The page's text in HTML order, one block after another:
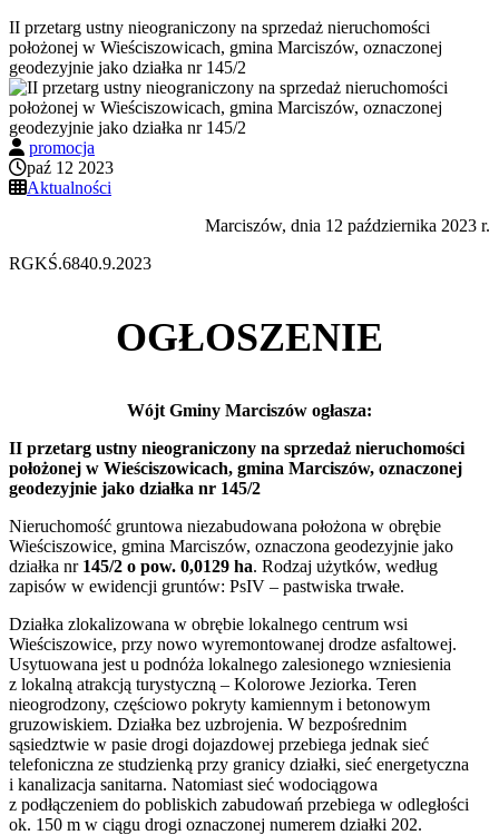
II przetarg ustny nieograniczony na sprzedaż nieruchomości
położonej w Wieściszowicach, gmina Marciszów, oznaczonej
geodezyjnie jako działka nr 145/2
promocja
paź 12 2023
Aktualności
Marciszów, dnia 12 października 2023 r.
RGKŚ.6840.9.2023
OGŁOSZENIE
Wójt Gminy Marciszów ogłasza:
II przetarg ustny nieograniczony na sprzedaż nieruchomości
położonej w Wieściszowicach, gmina Marciszów, oznaczonej
geodezyjnie jako działka nr 145/2
Nieruchomość gruntowa niezabudowana położona w obrębie
Wieściszowice, gmina Marciszów, oznaczona geodezyjnie jako
działka nr 145/2 o pow. 0,0129 ha. Rodzaj użytków, według
zapisów w ewidencji gruntów: PsIV – pastwiska trwałe.
Działka zlokalizowana w obrębie lokalnego centrum wsi
Wieściszowice, przy nowo wyremontowanej drodze asfaltowej.
Usytuowana jest u podnóża lokalnego zalesionego wzniesienia
z lokalną atrakcją turystyczną – Kolorowe Jeziorka. Teren
nieogrodzony, częściowo pokryty kamiennym i betonowym
gruzowiskiem. Działka bez uzbrojenia. W bezpośrednim
sąsiedztwie w pasie drogi dojazdowej przebiega jednak sieć
telefoniczna ze studzienką przy granicy działki, sieć energetyczna
i kanalizacja sanitarna. Natomiast sieć wodociągowa
z podłączeniem do pobliskich zabudowań przebiega w odległości
ok. 150 m w ciągu drogi oznaczonej numerem działki 202.